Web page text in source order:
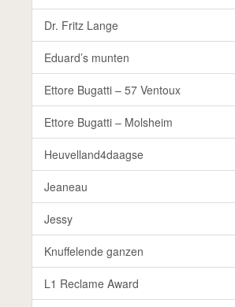
Dr. Fritz Lange
Eduard’s munten
Ettore Bugatti – 57 Ventoux
Ettore Bugatti – Molsheim
Heuvelland4daagse
Jeaneau
Jessy
Knuffelende ganzen
L1 Reclame Award